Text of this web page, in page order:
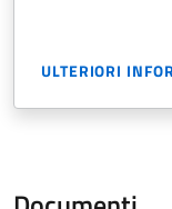
ULTERIORI